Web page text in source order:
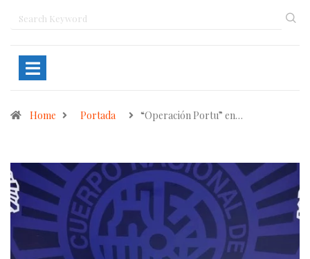
Home Portada “Operación Portu” en…